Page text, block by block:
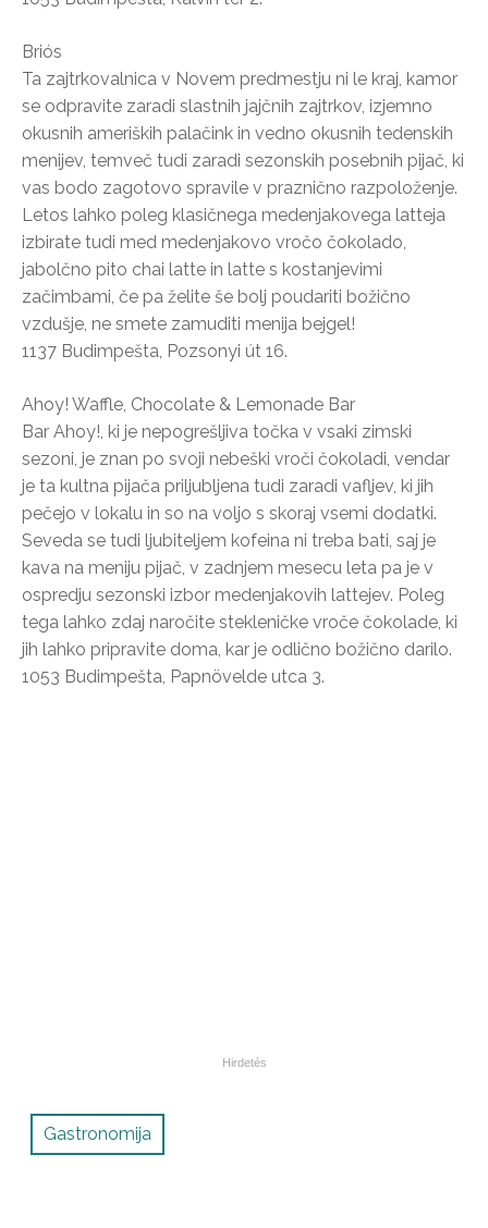
Briós
Ta zajtrkovalnica v Novem predmestju ni le kraj, kamor
se odpravite zaradi slastnih jajčnih zajtrkov, izjemno
okusnih ameriških palačink in vedno okusnih tedenskih
menijev, temveč tudi zaradi sezonskih posebnih pijač, ki
vas bodo zagotovo spravile v praznično razpoloženje.
Letos lahko poleg klasičnega medenjakovega latteja
izbirate tudi med medenjakovo vročo čokolado,
jabolčno pito chai latte in latte s kostanjevimi
začimbami, če pa želite še bolj poudariti božično
vzdušje, ne smete zamuditi menija bejgel!
1137 Budimpešta, Pozsonyi út 16.
Ahoy! Waffle, Chocolate & Lemonade Bar
Bar Ahoy!, ki je nepogrešljiva točka v vsaki zimski
sezoni, je znan po svoji nebeški vroči čokoladi, vendar
je ta kultna pijača priljubljena tudi zaradi vafljev, ki jih
pečejo v lokalu in so na voljo s skoraj vsemi dodatki.
Seveda se tudi ljubiteljem kofeina ni treba bati, saj je
kava na meniju pijač, v zadnjem mesecu leta pa je v
ospredju sezonski izbor medenjakovih lattejev. Poleg
tega lahko zdaj naročite stekleničke vroče čokolade, ki
jih lahko pripravite doma, kar je odlično božično darilo.
1053 Budimpešta, Papnövelde utca 3.
Gastronomija